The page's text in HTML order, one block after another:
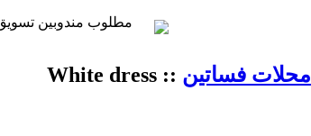
مطلوب مندوبين تسويق
محلات فساتين :: White dress